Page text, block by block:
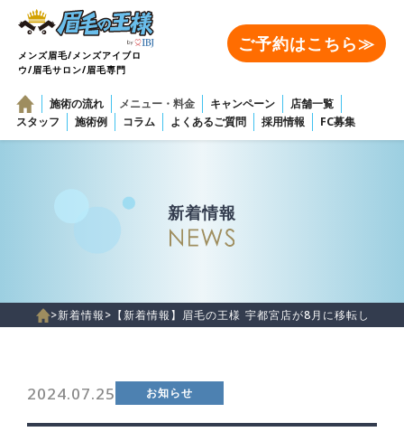
メンズ眉毛/メンズアイブロ
ウ/眉毛サロン/眉毛専門
ご予約はこちら≫
施術の流れ メニュー・料金 キャンペーン
店舗一覧
スタッフ
施術例 コラム よくあるご質問 採用情報 FC募集
新着情報
>新着情報> 【新着情報】眉毛の王様 宇都宮店が8月に移転します！
2024.07.25 お知らせ